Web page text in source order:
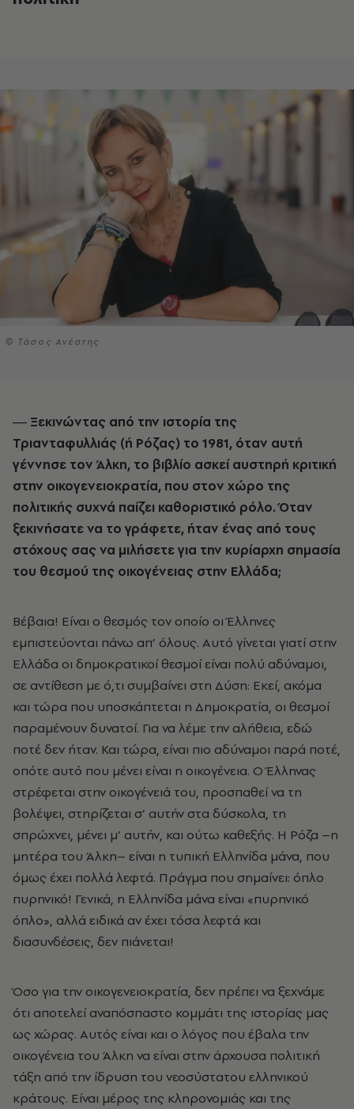
© Τάσος Ανέστης
― Ξεκινώντας από την ιστορία της
Τριανταφυλλιάς (ή Ρόζας) το 1981, όταν αυτή
γέννησε τον Άλκη, το βιβλίο ασκεί αυστηρή κριτική
στην οικογενειοκρατία, που στον χώρο της
πολιτικής συχνά παίζει καθοριστικό ρόλο. Όταν
ξεκινήσατε να το γράφετε, ήταν ένας από τους
στόχους σας να μιλήσετε για την κυρίαρχη σημασία
του θεσμού της οικογένειας στην Ελλάδα;
Βέβαια! Είναι ο θεσμός τον οποίο οι Έλληνες
εμπιστεύονται πάνω απ’ όλους. Αυτό γίνεται γιατί στην
Ελλάδα οι δημοκρατικοί θεσμοί είναι πολύ αδύναμοι,
σε αντίθεση με ό,τι συμβαίνει στη Δύση: Εκεί, ακόμα
και τώρα που υποσκάπτεται η Δημοκρατία, οι θεσμοί
παραμένουν δυνατοί. Για να λέμε την αλήθεια, εδώ
ποτέ δεν ήταν. Και τώρα, είναι πιο αδύναμοι παρά ποτέ,
οπότε αυτό που μένει είναι η οικογένεια. Ο Έλληνας
στρέφεται στην οικογένειά του, προσπαθεί να τη
βολέψει, στηρίζεται σ’ αυτήν στα δύσκολα, τη
σπρώχνει, μένει μ’ αυτήν, και ούτω καθεξής. Η Ρόζα –η
μητέρα του Άλκη– είναι η τυπική Ελληνίδα μάνα, που
όμως έχει πολλά λεφτά. Πράγμα που σημαίνει: όπλο
πυρηνικό! Γενικά, η Ελληνίδα μάνα είναι «πυρηνικό
όπλο», αλλά ειδικά αν έχει τόσα λεφτά και
διασυνδέσεις, δεν πιάνεται!
Όσο για την οικογενειοκρατία, δεν πρέπει να ξεχνάμε
ότι αποτελεί αναπόσπαστο κομμάτι της ιστορίας μας
ως χώρας. Αυτός είναι και ο λόγος που έβαλα την
οικογένεια του Άλκη να είναι στην άρχουσα πολιτική
τάξη από την ίδρυση του νεοσύστατου ελληνικού
κράτους. Είναι μέρος της κληρονομιάς και της